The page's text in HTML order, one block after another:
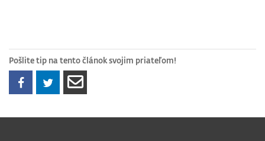
Pošlite tip na tento článok svojim priateľom!